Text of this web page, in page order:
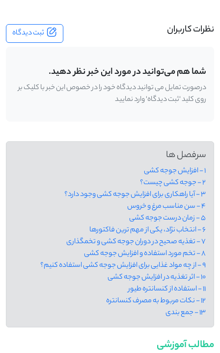
نظرات کاربران ثبت دیدگاه
شما هم می‌توانید در مورد این خبر نظر دهید.
درصورت تمایل می توانید دیدگاه خود را در خصوص این خبر با کلیک بر
روی کلید 'ثبت دیدگاه' وارد نمایید
سرفصل ها
1 - افزایش جوجه کشی
2 - جوجه کشی چیست؟
3 - آیا راهکاری برای افزایش جوجه کشی وجود دارد؟
4 - سن مناسب مرغ و خروس
5 - زمان درست جوجه کشی
6 - انتخاب نژاد، یکی از مهم ترین فاکتورها
7 - تغذیه صحیح در دوران جوجه کشی و تخمگذاری
8 - تخم مورد استفاده و افزایش جوجه کشی
9 - از چه مواد غذایی برای افزایش جوجه کشی استفاده کنیم؟
10 - اثر تغذیه در افزایش جوجه کشی
11 - استفاده از کنسانتره طیور
12 - نکات مربوط به مصرف کنسانتره
13 - جمع بندی
مطالب آموزشی